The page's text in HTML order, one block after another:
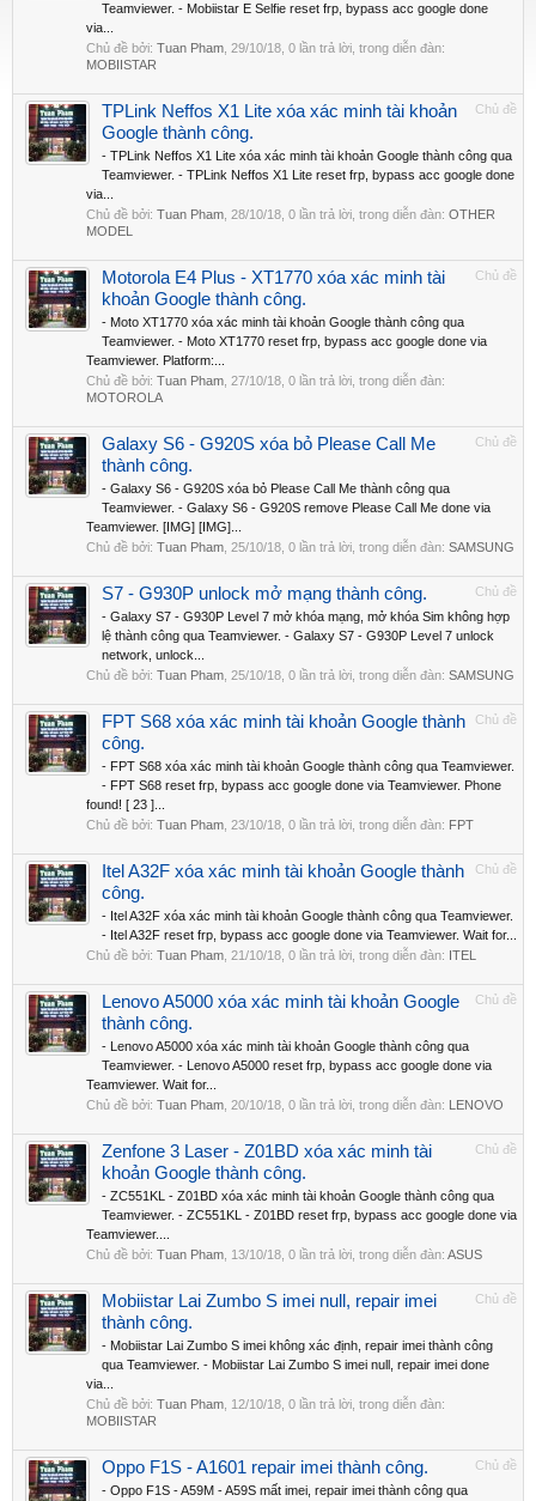
Teamviewer. - Mobiistar E Selfie reset frp, bypass acc google done
via...
Chủ đề bởi: Tuan Pham 29/10/18 , 0 lần trả lời, trong diễn đàn:
MOBIISTAR
Chủ đề
TPLink Neffos X1 Lite xóa xác minh tài khoản
Google thành công.
- TPLink Neffos X1 Lite xóa xác minh tài khoản Google thành công qua
Teamviewer. - TPLink Neffos X1 Lite reset frp, bypass acc google done
via...
Chủ đề bởi: Tuan Pham 28/10/18 , 0 lần trả lời, trong diễn đàn: OTHER
MODEL
Chủ đề
Motorola E4 Plus - XT1770 xóa xác minh tài
khoản Google thành công.
- Moto XT1770 xóa xác minh tài khoản Google thành công qua
Teamviewer. - Moto XT1770 reset frp, bypass acc google done via
Teamviewer. Platform:...
Chủ đề bởi: Tuan Pham 27/10/18 , 0 lần trả lời, trong diễn đàn:
MOTOROLA
Chủ đề
Galaxy S6 - G920S xóa bỏ Please Call Me
thành công.
- Galaxy S6 - G920S xóa bỏ Please Call Me thành công qua
Teamviewer. - Galaxy S6 - G920S remove Please Call Me done via
Teamviewer. [IMG] [IMG]...
Chủ đề bởi: Tuan Pham 25/10/18 , 0 lần trả lời, trong diễn đàn: SAMSUNG
Chủ đề
S7 - G930P unlock mở mạng thành công.
- Galaxy S7 - G930P Level 7 mở khóa mạng, mở khóa Sim không hợp
lệ thành công qua Teamviewer. - Galaxy S7 - G930P Level 7 unlock
network, unlock...
Chủ đề bởi: Tuan Pham 25/10/18 , 0 lần trả lời, trong diễn đàn: SAMSUNG
Chủ đề
FPT S68 xóa xác minh tài khoản Google thành
công.
- FPT S68 xóa xác minh tài khoản Google thành công qua Teamviewer.
- FPT S68 reset frp, bypass acc google done via Teamviewer. Phone
found! [ 23 ]...
Chủ đề bởi: Tuan Pham 23/10/18 , 0 lần trả lời, trong diễn đàn: FPT
Chủ đề
Itel A32F xóa xác minh tài khoản Google thành
công.
- Itel A32F xóa xác minh tài khoản Google thành công qua Teamviewer.
- Itel A32F reset frp, bypass acc google done via Teamviewer. Wait for...
Chủ đề bởi: Tuan Pham 21/10/18 , 0 lần trả lời, trong diễn đàn: ITEL
Chủ đề
Lenovo A5000 xóa xác minh tài khoản Google
thành công.
- Lenovo A5000 xóa xác minh tài khoản Google thành công qua
Teamviewer. - Lenovo A5000 reset frp, bypass acc google done via
Teamviewer. Wait for...
Chủ đề bởi: Tuan Pham 20/10/18 , 0 lần trả lời, trong diễn đàn: LENOVO
Chủ đề
Zenfone 3 Laser - Z01BD xóa xác minh tài
khoản Google thành công.
- ZC551KL - Z01BD xóa xác minh tài khoản Google thành công qua
Teamviewer. - ZC551KL - Z01BD reset frp, bypass acc google done via
Teamviewer....
Chủ đề bởi: Tuan Pham 13/10/18 , 0 lần trả lời, trong diễn đàn: ASUS
Chủ đề
Mobiistar Lai Zumbo S imei null, repair imei
thành công.
- Mobiistar Lai Zumbo S imei không xác định, repair imei thành công
qua Teamviewer. - Mobiistar Lai Zumbo S imei null, repair imei done
via...
Chủ đề bởi: Tuan Pham 12/10/18 , 0 lần trả lời, trong diễn đàn:
MOBIISTAR
Chủ đề
Oppo F1S - A1601 repair imei thành công.
- Oppo F1S - A59M - A59S mất imei, repair imei thành công qua